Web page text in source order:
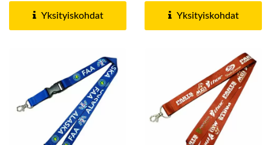
suunnittelullasi, niin...
Yksityiskohdat
Yksityiskohdat